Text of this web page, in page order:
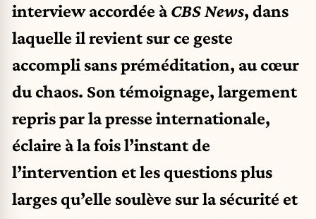
interview accordée àCBS News, dans
laquelle il revient sur ce geste
accompli sans préméditation, au cœur
du chaos. Son témoignage, largement
repris par la presse internationale,
éclaire à la fois l’instant de
l’intervention et les questions plus
larges qu’elle soulève sur la sécurité et